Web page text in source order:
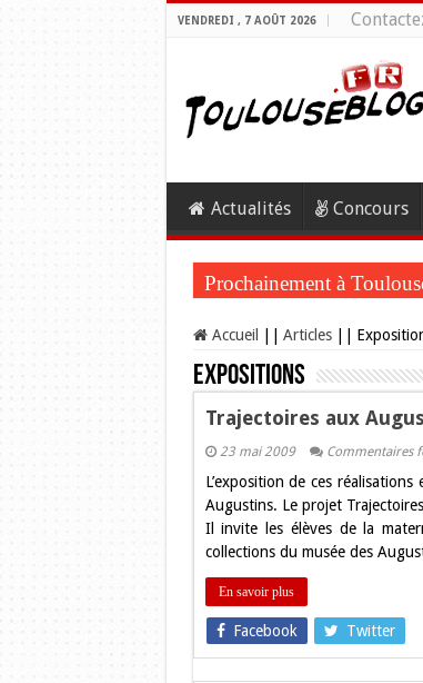
VENDREDI , 7 AOÛT 2026
Actualités Concours
Prochainement à
Accueil Articles
Expositions
Trajectoires aux
23 mai 2009 Commentaires
L’exposition de ces
Augustins. Le projet
Il invite les élèves de la
collections du musée des
En savoir plus
Facebook Twitter